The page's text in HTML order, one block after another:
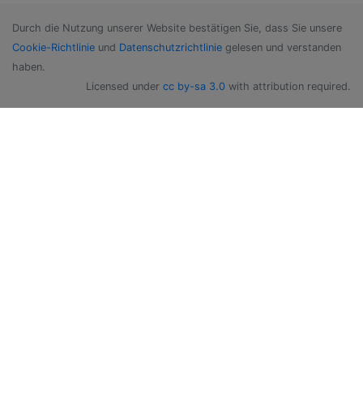
Durch die Nutzung unserer Website bestätigen Sie, dass Sie unsere
Cookie-Richtlinie und Datenschutzrichtlinie gelesen und verstanden
haben.
Licensed under cc by-sa 3.0 with attribution required.